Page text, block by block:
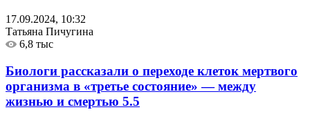
17.09.2024, 10:32
Татьяна Пичугина
6,8 тыс
Биологи рассказали о переходе клеток мертвого
организма в «третье состояние» — между
жизнью и смертью 5.5